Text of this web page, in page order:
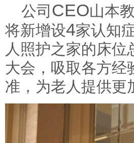
公司 CEO山本
将新增设4家认知
人照护之家的床
大会，吸取各方经
准，为老人提供更